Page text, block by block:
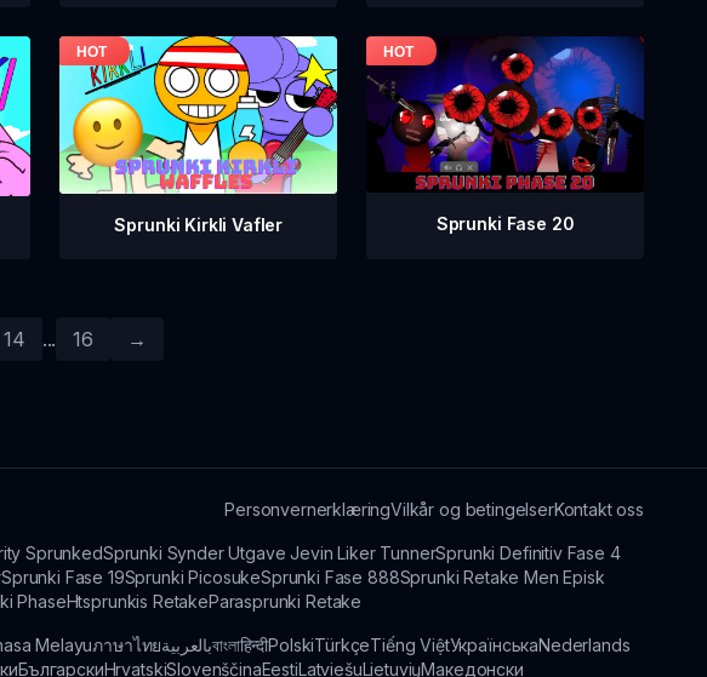
Sprunki Kirkli Vafler Sprunki Fase 20
14 ... 16 →
PersonvernerklæringVilkår og betingelserKontakt oss
SprunkedSprunki Synder Utgave Jevin Liker TunnerSprunki Definitiv Fase 4
Sprunki Fase 19Sprunki PicosukeSprunki Fase 888Sprunki Retake Men Episk
PhaseHtsprunkis RetakeParasprunki Retake
Melayuภาษาไทยبالعربيةবাংলাहिन्दीPolskiTürkçeTiếng ViệtУкраїнськаNederlands
БългарскиHrvatskiSlovenščinaEestiLatviešuLietuviųМакедонски